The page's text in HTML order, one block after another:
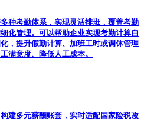
种考勤体系，实现灵活排班，覆盖考勤
化管理。可以帮助企业实现考勤计算自
，提升假勤计算、加班工时或调休管理
满意度、降低人工成本。
建多元薪酬账套，实时适配国家险税改